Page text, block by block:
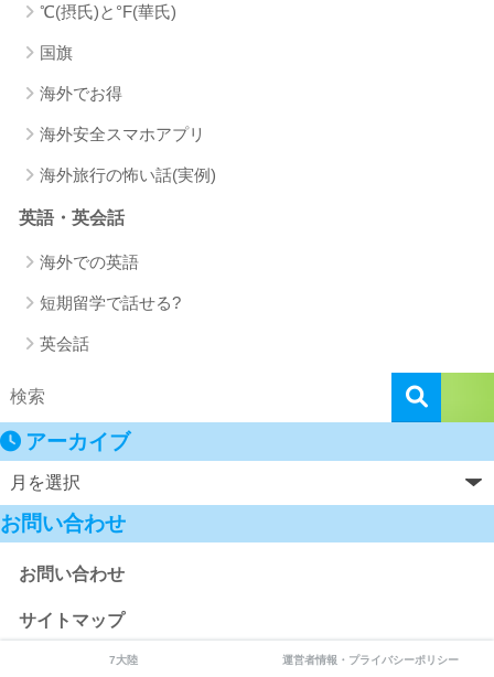
℃(摂氏)と°F(華氏)
国旗
海外でお得
海外安全スマホアプリ
海外旅行の怖い話(実例)
英語・英会話
海外での英語
短期留学で話せる?
英会話
アーカイブ
お問い合わせ
お問い合わせ
サイトマップ
臨時お問い合わせ
7大陸 運営者情報・プライバシーポリシー